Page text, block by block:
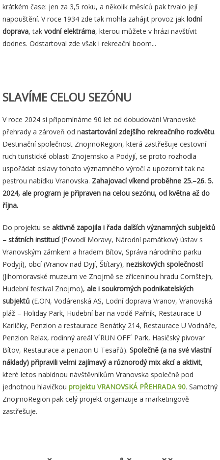
krátkém čase: jen za 3,5 roku, a několik měsíců pak trvalo její
napouštění. V roce 1934 zde tak mohla zahájit provoz jak lodní
doprava, tak vodní elektrárna, kterou můžete v hrázi navštívit
dodnes. Odstartoval zde však i rekreační boom...
SLAVÍME CELOU SEZÓNU
V roce 2024 si připomínáme 90 let od dobudování Vranovské
přehrady a zároveň od nastartování zdejšího rekreačního rozkvětu.
Destinační společnost ZnojmoRegion, která zastřešuje cestovní
ruch turistické oblasti Znojemsko a Podyjí, se proto rozhodla
uspořádat oslavy tohoto významného výročí a upozornit tak na
pestrou nabídku Vranovska. Zahajovací víkend proběhne 25.–26. 5.
2024, ale program je připraven na celou sezónu, od května až do
října.
Do projektu se aktivně zapojila i řada dalších významných subjektů
– státních institucí(Povodí Moravy, Národní památkový ústav s
Vranovským zámkem a hradem Bítov, Správa národního parku
Podyjí), obcí (Vranov nad Dyjí, Štítary), neziskových společností
(Jihomoravské muzeum ve Znojmě se zříceninou hradu Cornštejn,
Hudební festival Znojmo), ale i soukromých podnikatelských
subjektů (E.ON, Vodárenská AS, Lodní doprava Vranov, Vranovská
pláž – Holiday Park, Hudební bar na vodě Pařník, Restaurace U
Karličky, Penzion a restaurace Benátky 214, Restaurace U Vodnáře,
Penzion Relax, rodinný areál V´RUN OFF´ Park, Hasičský pivovar
Bítov, Restaurace a penzion U Tesařů). Společně (a na své vlastní
náklady) připravili velmi zajímavý a různorodý mix akcí a aktivit,
které letos nabídnou návštěvníkům Vranovska společně pod
jednotnou hlavičkou projektu VRANOVSKÁ PŘEHRADA 90. Samotný
ZnojmoRegion pak celý projekt organizuje a marketingově
zastřešuje.